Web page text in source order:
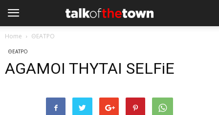
Home ΘΕΑΤΡΟ
ΘΕΑΤΡΟ
AGAMOI THYTAI SELFiE